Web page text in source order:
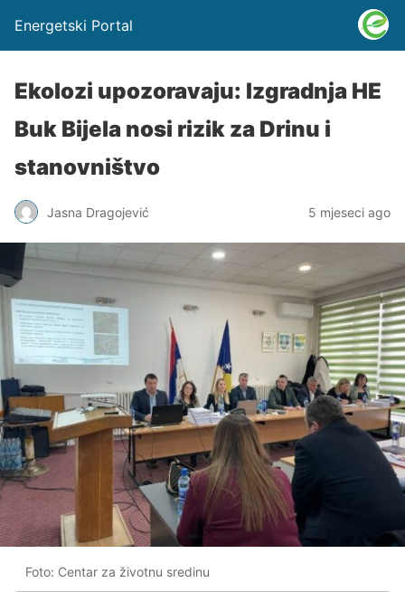
Energetski Portal
Ekolozi upozoravaju: Izgradnja HE
Buk Bijela nosi rizik za Drinu i
stanovništvo
Jasna Dragojević 5 mjeseci ago
Foto: Centar za životnu sredinu